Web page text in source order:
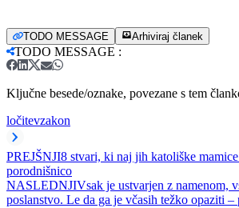
TODO MESSAGE Arhiviraj članek
TODO MESSAGE :
Ključne besede/oznake, povezane s tem
ločitevzakon
PREJŠNJI8 stvari, ki naj jih katoliške
porodnišnico
NASLEDNJIVsak je ustvarjen z namenom,
poslanstvo. Le da ga je včasih težko opaziti –